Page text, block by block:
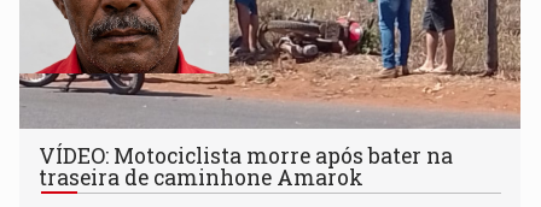
VÍDEO: Motociclista morre após bater na
traseira de caminhone Amarok